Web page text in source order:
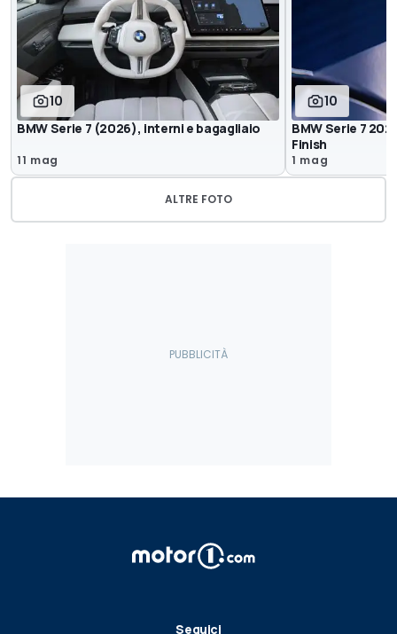
10
BMW Serie 7 (2026), interni e bagagliaio
11 mag
10
BMW Serie 7
Finish
1 mag
ALTRE FOTO
Seguici